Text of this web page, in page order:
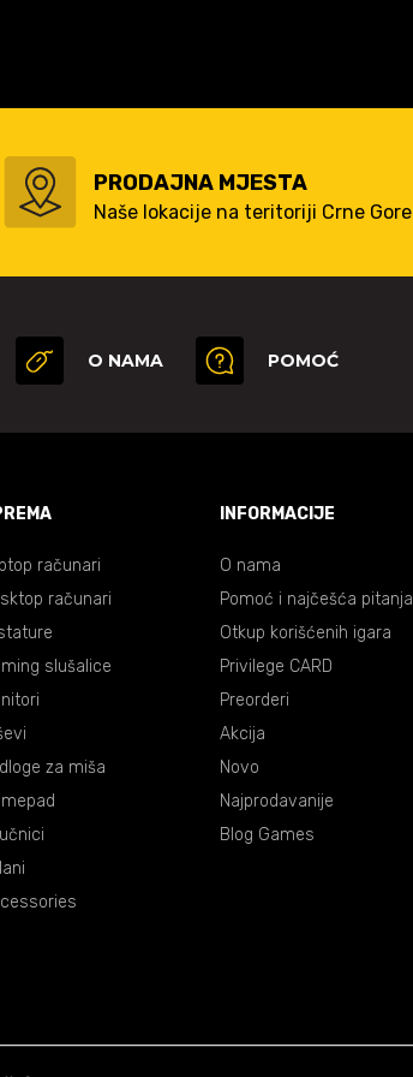
PRODAJNA MJESTA
Naše lokacije na teritoriji Crne Gore
O NAMA POMOĆ
računari
računari
slušalice
za miša
INFORMACIJE
O nama
Pomoć i najčešća pitanja
Otkup korišćenih igara
Privilege CARD
Preorderi
Akcija
Novo
Najprodavanije
Blog Games